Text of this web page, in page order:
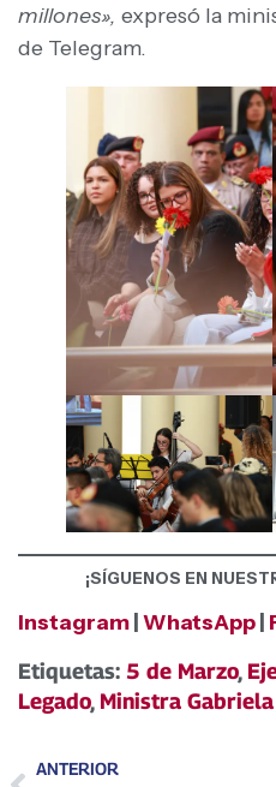
millones», expresó la
de Telegram.
¡SÍGUENOS EN
Instagram|WhatsApp|
Etiquetas: 5 de Marzo,
Legado, Ministra
ANTERIOR